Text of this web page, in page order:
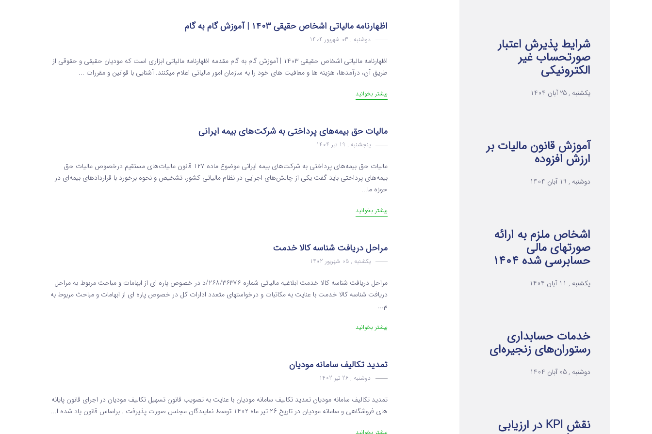
اظهارنامه مالیاتی اشخاص حقیقی ۱۴۰۳ | آموزش گام‌ به‌ گام
دوشنبه , 03 شهریور 1404
اظهارنامه مالیاتی اشخاص حقیقی ۱۴۰۳ | آموزش گام‌ به‌ گام مقدمه اظهارنامه مالیاتی ابزاری است که مودیان حقیقی و حقوقی از
طریق آن، درآمدها، هزینه‌ ها و معافیت‌ های خود را به سازمان امور مالیاتی اعلام میکنند. آشنایی با قوانین و مقررات ...
بیشتر بخوانید
مالیات حق بیمه‌های پرداختی به شرکت‌های بیمه ایرانی
پنجشنبه , 19 تیر 1404
مالیات حق بیمه‌های پرداختی به شرکت‌های بیمه ایرانی موضوع ماده ۱۲۷ قانون مالیات‌های مستقیم درخصوص مالیات حق
بیمه‌های پرداختی باید گفت یکی از چالش‌های اجرایی در نظام مالیاتی کشور، تشخیص و نحوه برخورد با قراردادهای بیمه‌ای در
حوزه ما...
بیشتر بخوانید
مراحل دریافت شناسه کالا خدمت
یکشنبه , 05 شهریور 1402
مراحل دریافت شناسه کالا خدمت ابلاغیه مالیاتی شماره ۲۶۸/۳۶۳۷۶/د در خصوص پاره ای از ابهامات و مباحث مربوط به مراحل
دریافت شناسه کالا خدمت با عنایت به مکاتبات و درخواستهای متعدد ادارات کل در خصوص پاره ای از ابهامات و مباحث مربوط به
م...
بیشتر بخوانید
تمدید تکالیف سامانه مودیان
دوشنبه , 26 تیر 1402
تمدید تکالیف سامانه مودیان تمدید تکالیف سامانه مودیان با عنایت به تصویب قانون تسهیل تکالیف مودیان در اجرای قانون پایانه
های فروشگاهی و سامانه مودیان در تاریخ 26 تیر ماه 1402 توسط نمایندگان مجلس صورت پذیرفت . براساس قانون یاد شده ا...
شرایط پذیرش اعتبار
صورتحساب غیر
الکترونیکی
یکشنبه , 25 آبان 1404
آموزش قانون مالیات بر
ارزش افزوده
دوشنبه , 19 آبان 1404
اشخاص ملزم به ارائه
صورتهای مالی
حسابرسی شده ۱۴۰۴
یکشنبه , 11 آبان 1404
خدمات حسابداری
رستوران‌های زنجیره‌ای
دوشنبه , 05 آبان 1404
نقش KPI در ارزیابی